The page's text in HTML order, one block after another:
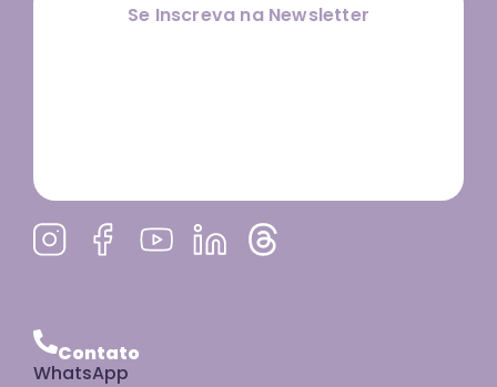
Se Inscreva na Newsletter
Contato
WhatsApp